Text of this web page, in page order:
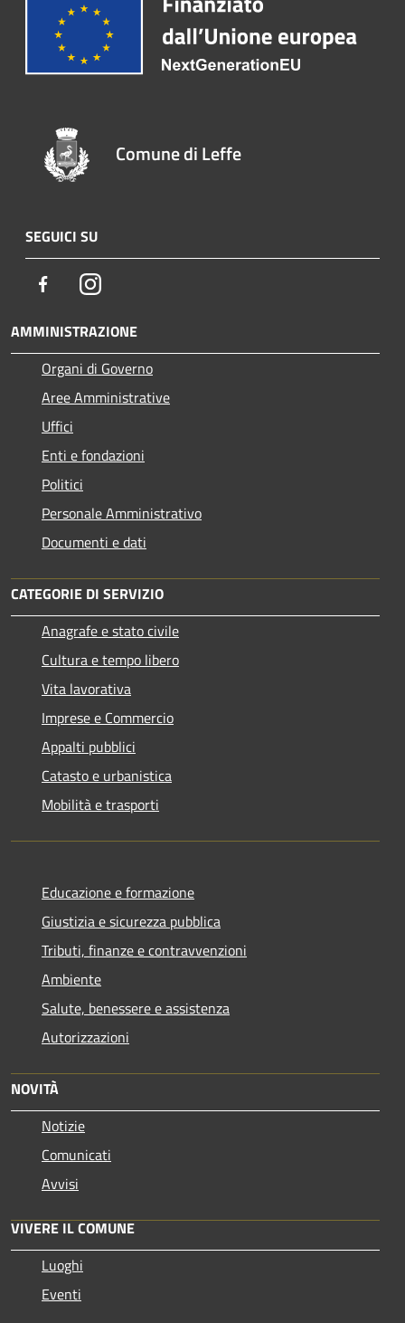
Comune di Leffe
SEGUICI SU
FacebookInstagram
AMMINISTRAZIONE
Organi di Governo
Aree Amministrative
Uffici
Enti e fondazioni
Politici
Personale Amministrativo
Documenti e dati
CATEGORIE DI SERVIZIO
Anagrafe e stato civile
Cultura e tempo libero
Vita lavorativa
Imprese e Commercio
Appalti pubblici
Catasto e urbanistica
Mobilità e trasporti
Educazione e formazione
Giustizia e sicurezza pubblica
Tributi, finanze e contravvenzioni
Ambiente
Salute, benessere e assistenza
Autorizzazioni
NOVITÀ
Notizie
Comunicati
Avvisi
VIVERE IL COMUNE
Luoghi
Eventi